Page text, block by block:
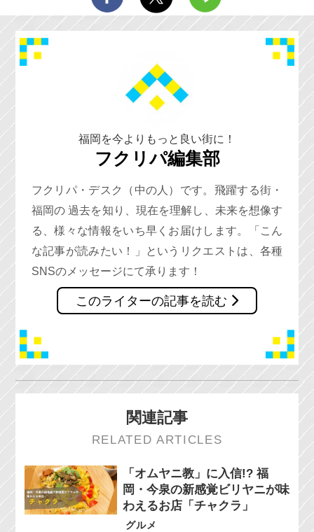
福岡を今よりもっと良い街に！
フクリパ編集部
フクリパ・デスク（中の人）です。飛躍する街・
福岡の 過去を知り、現在を理解し、未来を想像す
る、様々な情報をいち早くお届けします。「こん
な記事が読みたい！」というリクエストは、各種
SNSのメッセージにて承ります！
このライターの記事を読む
関連記事
RELATED ARTICLES
「オムヤニ教」に入信!? 福
岡・今泉の新感覚ビリヤニが味
わえるお店「チャクラ」
グルメ